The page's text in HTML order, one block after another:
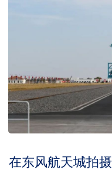
在东风航天城拍